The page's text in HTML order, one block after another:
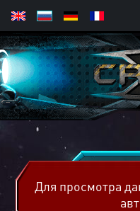
Для просмотра